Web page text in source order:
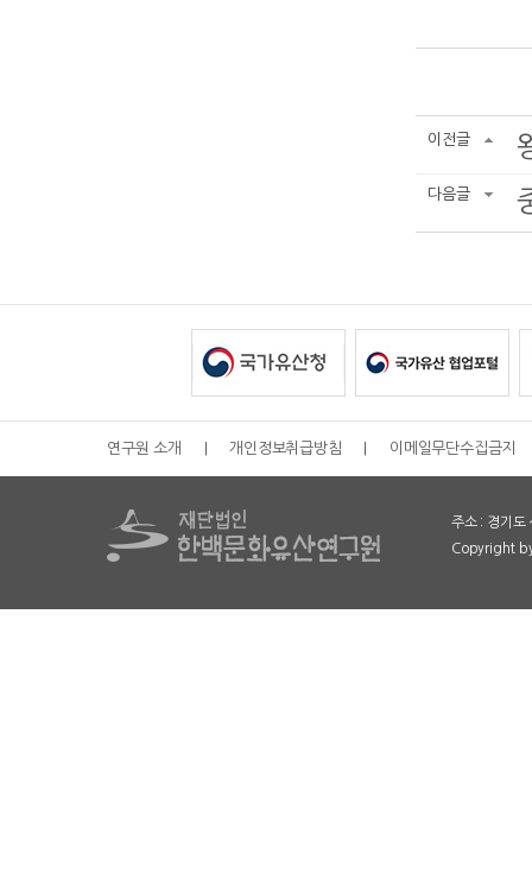
이전글
다음글
연구원 소개 개인정보취급방침 이메일무단수집금지
주소 : 경기
Copyright